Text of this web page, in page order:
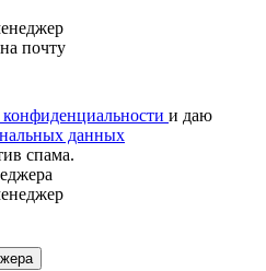
почту
и даю
данных
спама.